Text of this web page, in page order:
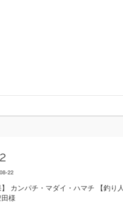
22
】 カンパチ・マダイ・ハマチ 【釣
様